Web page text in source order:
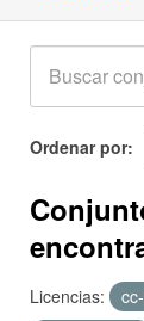
Ordenar por
Licencias: